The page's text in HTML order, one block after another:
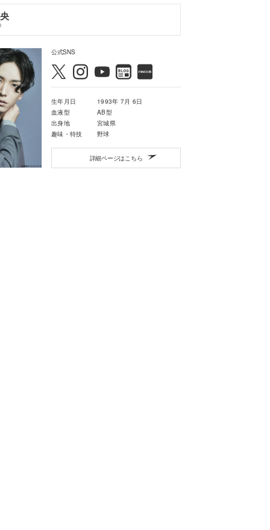
公式SNS
生年月日
1993年 7月 6日
血液型
AB型
出身地
宮城県
趣味・特技
野球
詳細ページはこちら